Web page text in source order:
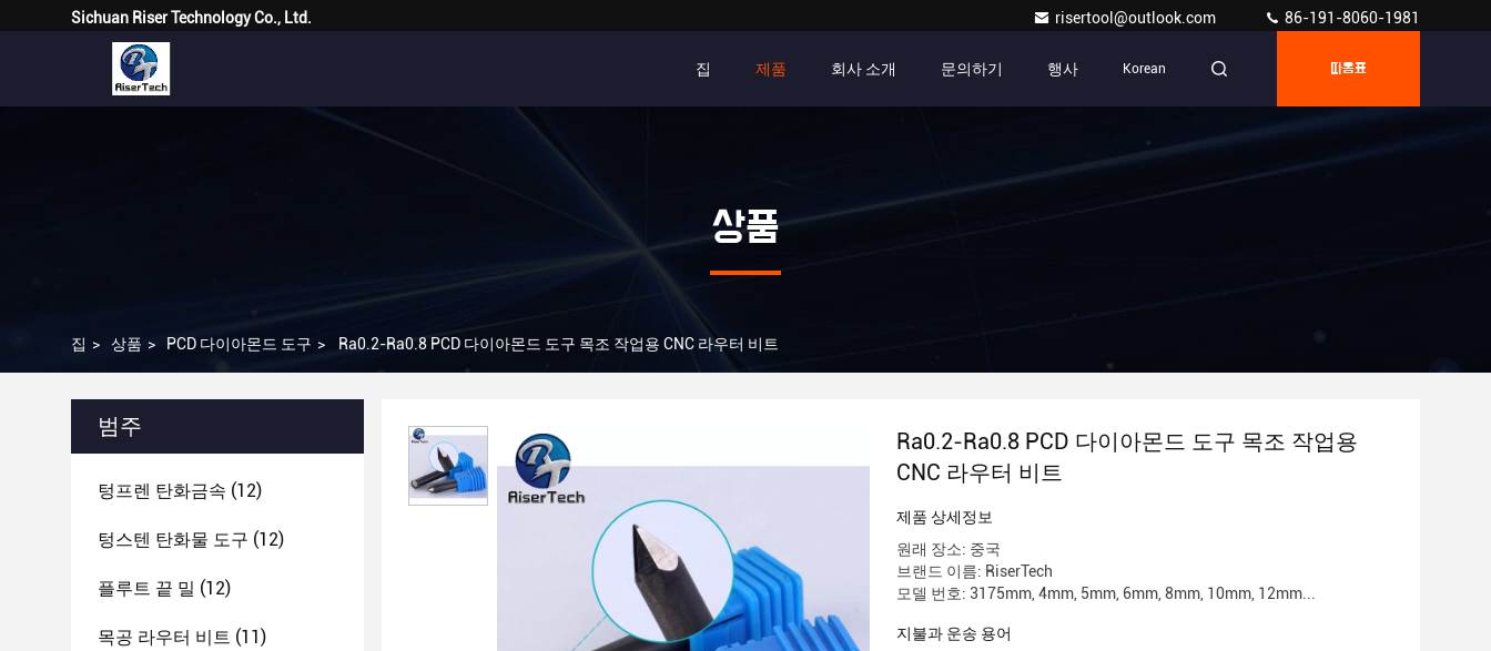
Sichuan Riser Technology Co., Ltd. risertool@outlook.com 86-191-8060-1981
집 제품 회사 소개 문의하기 행사 Korean 따옴표
상품
집 > 상품 > PCD 다이아몬드 도구 > Ra0.2-Ra0.8 PCD 다이아몬드 도구 목조 작업용 CNC 라우터 비트
범주
텅프렌 탄화금속 (12)
텅스텐 탄화물 도구 (12)
플루트 끝 밀 (12)
목공 라우터 비트 (11)
Ra0.2-Ra0.8 PCD 다이아몬드 도구 목조 작업용
CNC 라우터 비트
제품 상세정보
원래 장소: 중국
브랜드 이름: RiserTech
모델 번호: 3175mm, 4mm, 5mm, 6mm, 8mm, 10mm, 12mm...
지불과 운송 용어